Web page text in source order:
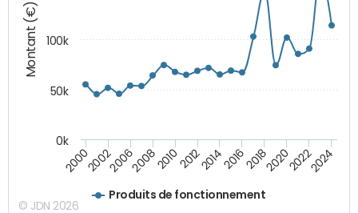
Montant (€)
Produits de fonctionnement
200020022006200820102012201420162018202020222024
50k
100k
0k
© JDN 2026